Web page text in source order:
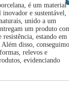
é um material
e sustentável,
unido a um
um produto
resistência, estando em
disso,
relevos e
evidenciando